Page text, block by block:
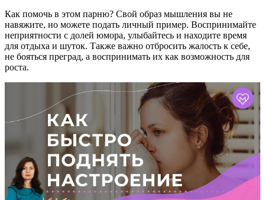
Как помочь в этом парню? Свой образ мышления вы не
навяжите, но можете подать личный пример. Воспринимайте
неприятности с долей юмора, улыбайтесь и находите время
для отдыха и шуток. Также важно отбросить жалость к себе,
не бояться преград, а воспринимать их как возможность для
роста.